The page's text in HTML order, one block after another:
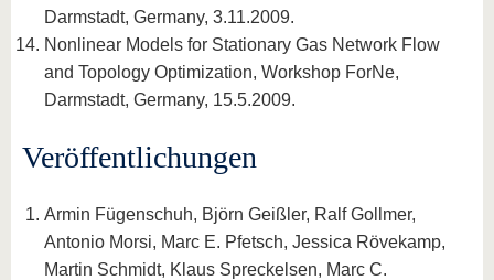
Darmstadt, Germany, 3.11.2009.
Nonlinear Models for Stationary Gas Network Flow
and Topology Optimization, Workshop ForNe,
Darmstadt, Germany, 15.5.2009.
Veröffentlichungen
Armin Fügenschuh, Björn Geißler, Ralf Gollmer,
Antonio Morsi, Marc E. Pfetsch, Jessica Rövekamp,
Martin Schmidt, Klaus Spreckelsen, Marc C.